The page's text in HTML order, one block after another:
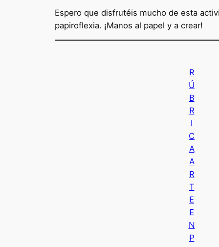
Espero que disfrutéis mucho de esta
papiroflexia. ¡Manos al papel y a crear!
R
Ú
B
R
I
C
A
A
R
T
E
E
N
P